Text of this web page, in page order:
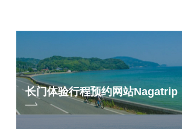
在樱花盛开的丹阳寺，您可以亲手制作独一无二的萩
化。
日期 ⇒ 3 月 30 日（星期二） 关闭
长门体验行程预约网站Nagatrip